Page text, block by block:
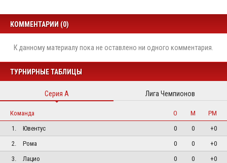
КОММЕНТАРИИ (0)
К данному материалу пока не оставлено ни одного комментария.
ТУРНИРНЫЕ ТАБЛИЦЫ
Серия А Лига Чемпионов
Команда О М
РМ
1.
Ювентус 0 0
+0
2.
Рома 0 0
+0
3.
Лацио 0 0
+0